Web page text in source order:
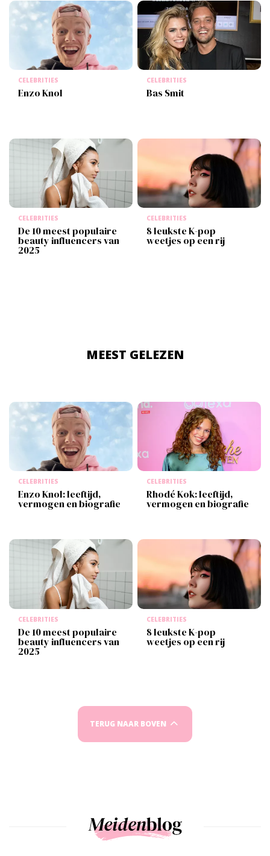
CELEBRITIES
Enzo Knol
CELEBRITIES
Bas Smit
CELEBRITIES
De 10 meest populaire
beauty influencers van
2025
CELEBRITIES
8 leukste K-pop
weetjes op een rij
MEEST GELEZEN
CELEBRITIES
Enzo Knol: leeftijd,
vermogen en biografie
CELEBRITIES
Rhodé Kok: leeftijd,
vermogen en biografie
CELEBRITIES
De 10 meest populaire
beauty influencers van
2025
CELEBRITIES
8 leukste K-pop
weetjes op een rij
TERUG NAAR BOVEN